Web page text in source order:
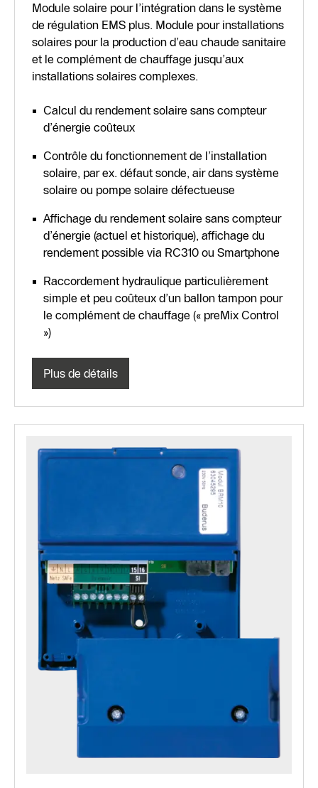
Module solaire pour l’intégration dans le système
de régulation EMS plus. Module pour installations
solaires pour la production d’eau chaude sanitaire
et le complément de chauffage jusqu’aux
installations solaires complexes.
Calcul du rendement solaire sans compteur
d’énergie coûteux
Contrôle du fonctionnement de l’installation
solaire, par ex. défaut sonde, air dans système
solaire ou pompe solaire défectueuse
Affichage du rendement solaire sans compteur
d’énergie (actuel et historique), affichage du
rendement possible via RC310 ou Smartphone
Raccordement hydraulique particulièrement
simple et peu coûteux d’un ballon tampon pour
le complément de chauffage (« preMix Control
»)
Plus de détails